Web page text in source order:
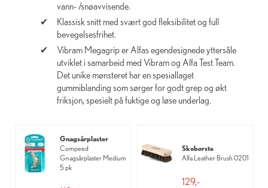
vann- /snøavvisende.
Klassisk snitt med svært god fleksibilitet og full
bevegelsesfrihet.
Vibram Megagrip er Alfas egendesignede yttersåle
utviklet i samarbeid med Vibram og Alfa Test Team.
Det unike mønsteret har en spesiallaget
gummiblanding som sørger for godt grep og økt
friksjon, spesielt på fuktige og løse underlag.
Gnagsårplaster
Compeed
Gnagsårplaster Medium
5 pk
Skobørste
Alfa Leather Brush 0201
129,-